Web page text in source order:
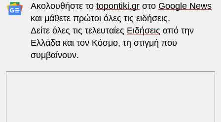
Ακολουθήστε το topontiki.grστο Google News
και μάθετε πρώτοι όλες τις ειδήσεις.
Δείτε όλες τις τελευταίες Ειδήσεις από την
Ελλάδα και τον Κόσμο, τη στιγμή που
συμβαίνουν.